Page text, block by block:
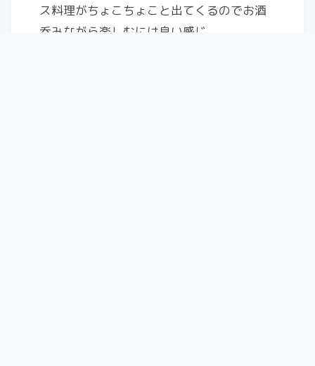
ス料理がちょこちょこと出てくるのでお酒
呑みながら楽しむには良い感じ。